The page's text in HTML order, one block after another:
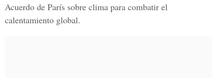
Acuerdo de París sobre clima para combatir el
calentamiento global.